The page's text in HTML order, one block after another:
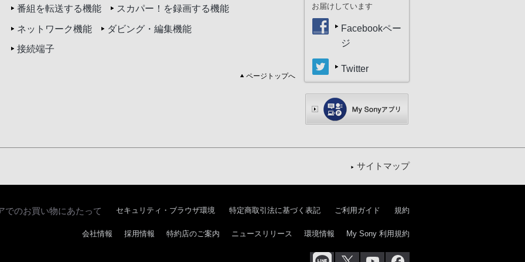
番組を転送する機能 スカパー！を録画する機能
ネットワーク機能 ダビング・編集機能
接続端子
ページトップへ
お届けしています
Facebookペー
ジ
Twitter
サイトマップ
でのお買い物にあたって セキュリティ・ブラウザ環境 特定商取引法に基づく表記 ご利用ガイド 規約
会社情報 採用情報 特約店のご案内 ニュースリリース 環境情報 My Sony 利用規約